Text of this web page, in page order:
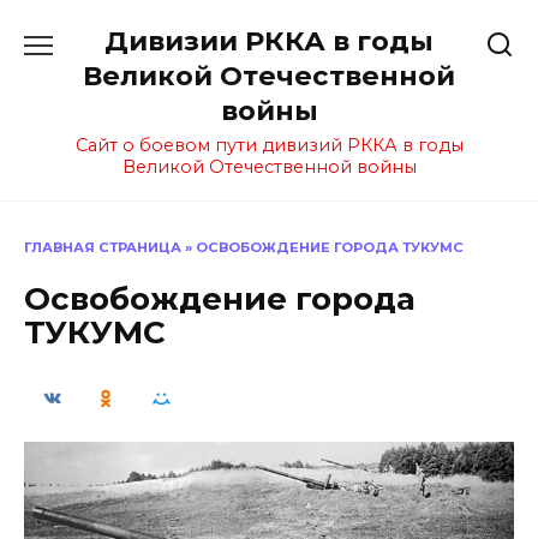
содержанию
Дивизии РККА в годы
Великой Отечественной
войны
Сайт о боевом пути дивизий РККА в годы
Великой Отечественной войны
ГЛАВНАЯ СТРАНИЦА » ОСВОБОЖДЕНИЕ ГОРОДА ТУКУМС
Освобождение города
ТУКУМС